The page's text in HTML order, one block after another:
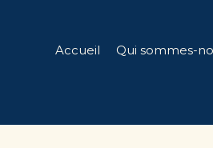
Accueil Qui sommes-